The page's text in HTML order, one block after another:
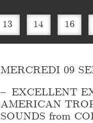
13 14 16
MERCREDI 09
– EXCELLENT
AMERICAN
SOUNDS from